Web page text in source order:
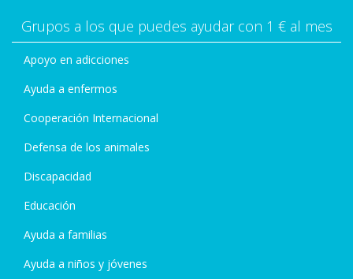
Grupos a los que puedes ayudar con 1 € al mes
Apoyo en adicciones
Ayuda a enfermos
Cooperación Internacional
Defensa de los animales
Discapacidad
Educación
Ayuda a familias
Ayuda a niños y jóvenes